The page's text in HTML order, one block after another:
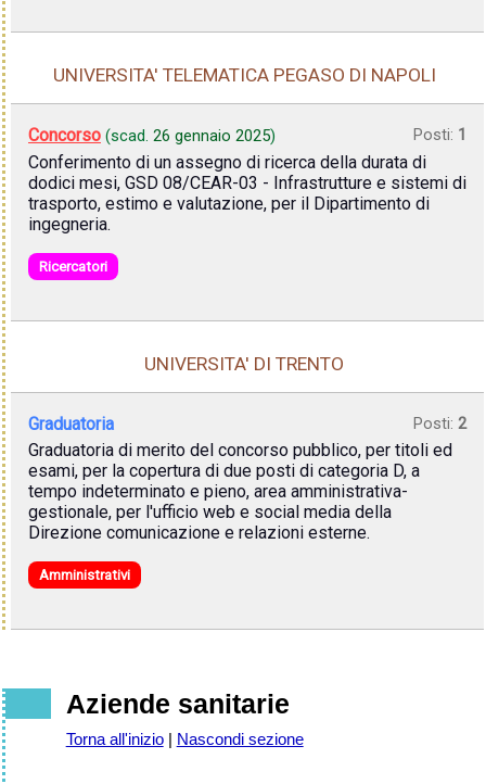
UNIVERSITA' TELEMATICA PEGASO DI NAPOLI
Concorso (scad. 26 gennaio 2025) Posti: 1
Conferimento di un assegno di ricerca della durata di
dodici mesi, GSD 08/CEAR-03 - Infrastrutture e sistemi di
trasporto, estimo e valutazione, per il Dipartimento di
ingegneria.
Ricercatori
UNIVERSITA' DI TRENTO
Graduatoria Posti: 2
Graduatoria di merito del concorso pubblico, per titoli ed
esami, per la copertura di due posti di categoria D, a
tempo indeterminato e pieno, area amministrativa-
gestionale, per l'ufficio web e social media della
Direzione comunicazione e relazioni esterne.
Amministrativi
Aziende sanitarie
Torna all'inizio| Nascondi sezione